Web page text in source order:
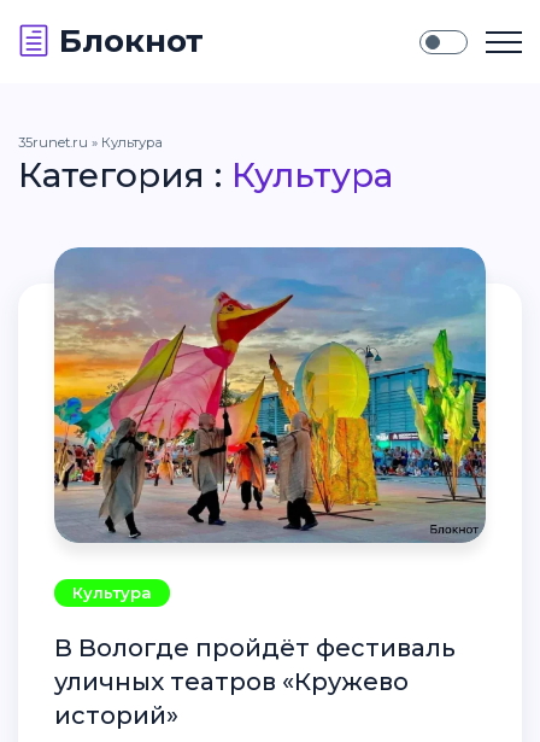
Блокнот
35runet.ru » Культура
Категория : Культура
Культура
В Вологде пройдёт фестиваль
уличных театров «Кружево
историй»